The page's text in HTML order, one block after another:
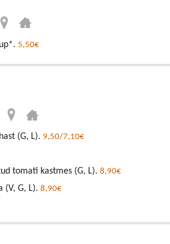
5,50€
(G, L). 9,50/7,10€
tomati kastmes (G, L). 8,90€
(V, G, L). 8,90€